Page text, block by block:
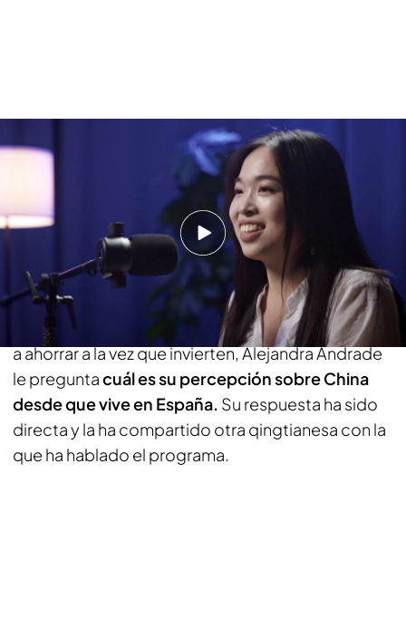
¿Cómo ha cambiado Quingtian desde que sus padres emigraron? Lei Jin,
podcaster, lo cuenta en 'Fuera de cobertura'
'Fuera de Cobertura' presencia la impactante
aparición de la Virgen María a Marija, una de las
primeras videntes en Medjugorje
Allí, tras hablar de las claves para aprender de ellos
a ahorrar a la vez que invierten, Alejandra Andrade
le preguntacuál es su percepción sobre China
desde que vive en España. Su respuesta ha sido
directa y la ha compartido otra qingtianesa con la
que ha hablado el programa.